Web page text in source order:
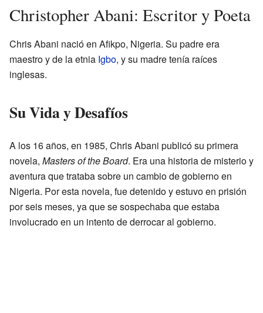
Christopher Abani: Escritor y Poeta
Chris Abani nació en Afikpo, Nigeria. Su padre era
maestro y de la etnia Igbo, y su madre tenía raíces
inglesas.
Su Vida y Desafíos
A los 16 años, en 1985, Chris Abani publicó su primera
novela, Masters of the Board. Era una historia de misterio y
aventura que trataba sobre un cambio de gobierno en
Nigeria. Por esta novela, fue detenido y estuvo en prisión
por seis meses, ya que se sospechaba que estaba
involucrado en un intento de derrocar al gobierno.